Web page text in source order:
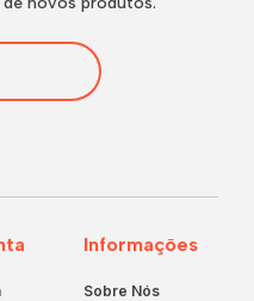
Informações
Sobre Nós